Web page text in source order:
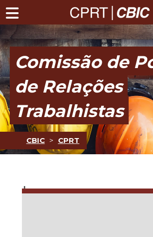
Comissão de
de Relações
Trabalhistas
CBIC > CPRT
Imprensa